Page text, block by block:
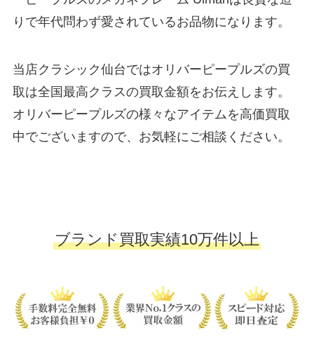
りで年代問わず愛されているお品物になります。
当店クラシック仙台ではオリバーピープルズの買
取は全国最高クラスの買取金額をお伝えします。
オリバーピープルズの様々なアイテムを高価買取
中でございますので、お気軽にご相談ください。
ブランド買取実績10万件以上